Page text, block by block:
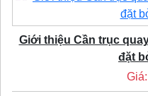
Giới thiệu Cần trục
đặt
Giá: